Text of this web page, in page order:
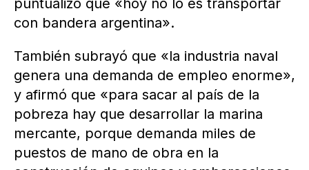
puntualizó que «hoy no lo es transportar
con bandera argentina».
También subrayó que «la industria naval
genera una demanda de empleo enorme»,
y afirmó que «para sacar al país de la
pobreza hay que desarrollar la marina
mercante, porque demanda miles de
puestos de mano de obra en la